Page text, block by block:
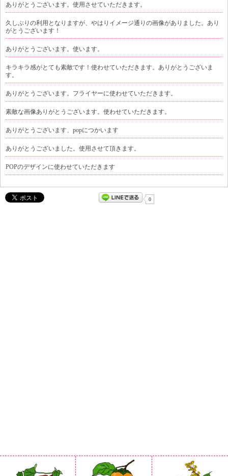
ありがとうございます。使用させていただきます。
久しぶりの利用となりますが、やはりイメージ通りの画像がありました。あり
がとうございます！
ありがとうございます。使います。
キラキラ感がとても素敵です！使わせていただきます。ありがとうございま
す。
ありがとうございます。フライヤーに使わせていただきます。
素敵な画像ありがとうございます。使わせていただきます。
ありがとうございます、popにつかいます
ありがとうございました。使用させて頂きます。
POPのデザインに使わせていただきます
0